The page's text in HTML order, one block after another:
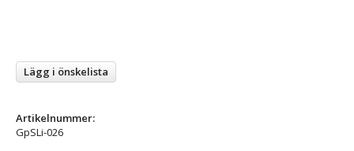
Lägg i önskelista
Artikelnummer:
GpSLi-026